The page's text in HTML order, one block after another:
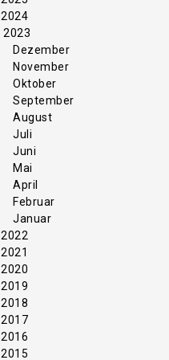
2024
2023
Dezember
November
Oktober
September
August
Juli
Juni
Mai
April
Februar
Januar
2022
2021
2020
2019
2018
2017
2016
2015